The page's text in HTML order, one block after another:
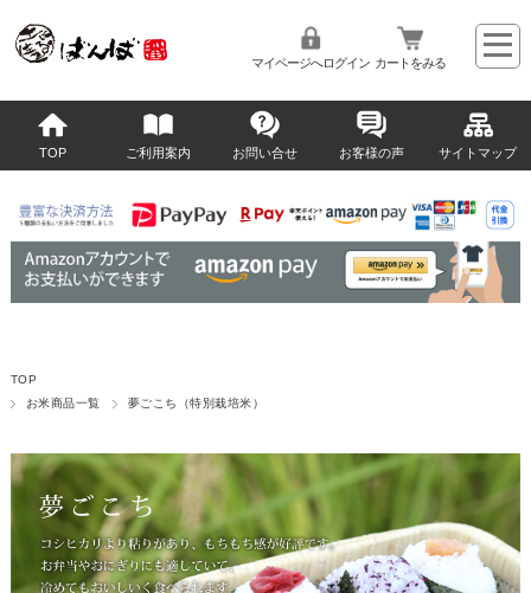
マイページへログイン カートをみる
TOP ご利用案内 お問い合せ お客様の声 サイトマップ
TOP
お米商品一覧
夢ごこち（特別栽培米）